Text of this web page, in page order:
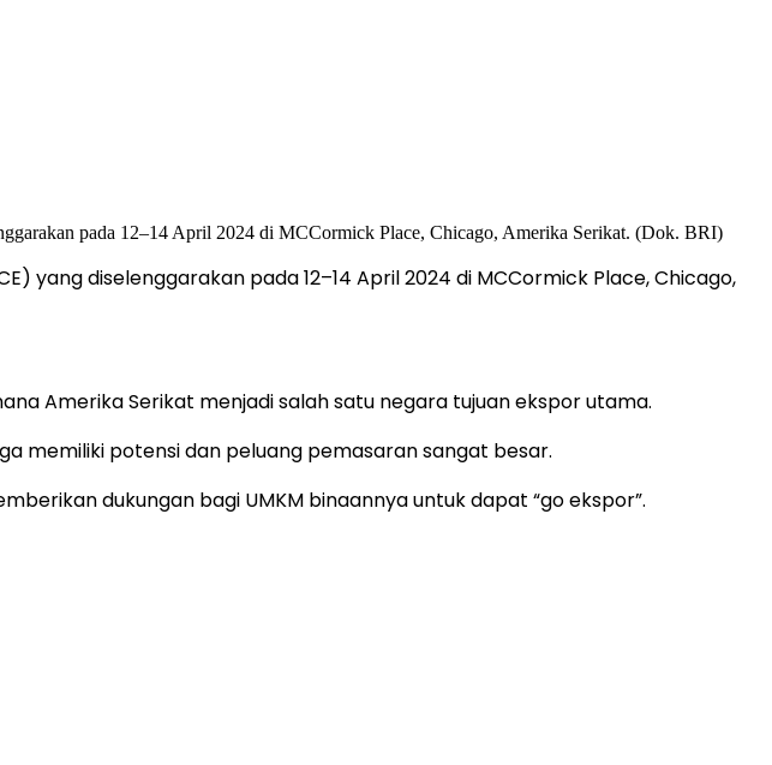
yang diselenggarakan pada 12–14 April 2024 di MCCormick Place, Chicago,
Amerika Serikat menjadi salah satu negara tujuan ekspor utama.
memiliki potensi dan peluang pemasaran sangat besar.
dukungan bagi UMKM binaannya untuk dapat “go ekspor”.